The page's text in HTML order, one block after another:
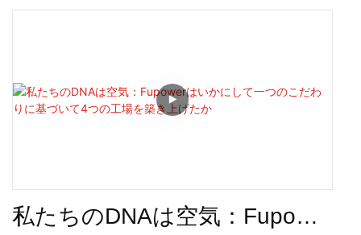
た基準です。すべての施設。すべての材料。すべてのシフト。
Full power。中途半端なことはしません。
私たちのDNAは空気：Fupower